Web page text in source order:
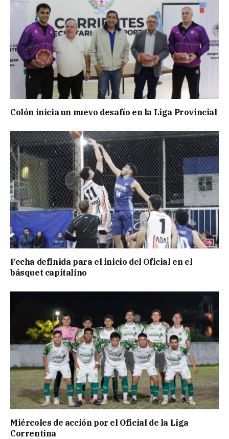
Colón inicia un nuevo desafío en la Liga Provincial
Fecha definida para el inicio del Oficial en el
básquet capitalino
Miércoles de acción por el Oficial de la Liga
Correntina